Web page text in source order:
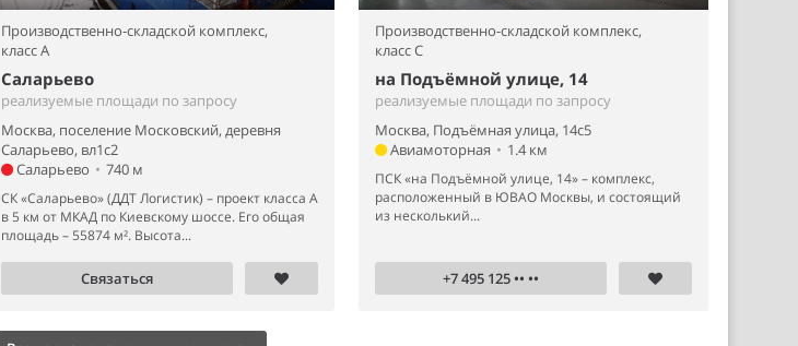
Производственно-складской комплекс,
класс A
Саларьево
реализуемые площади по запросу
Москва, поселение Московский, деревня
Саларьево, вл1с2
Саларьево • 740 м
СК «Саларьево» (ДДТ Логистик) – проект класса А
в 5 км от МКАД по Киевскому шоссе. Его общая
площадь – 55874 м². Высота...
Связаться
Производственно-складской комплекс,
класс C
на Подъёмной улице, 14
реализуемые площади по запросу
Москва, Подъёмная улица, 14с5
Авиамоторная • 1.4 км
ПСК «на Подъёмной улице, 14» – комплекс,
расположенный в ЮВАО Москвы, и состоящий
из несколький...
+7 495 125 •• ••